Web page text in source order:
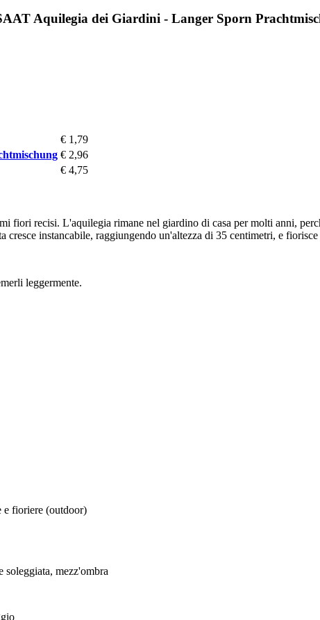
Aquilegia dei Giardini - Langer Sporn
€ 1,79
€ 2,96
€ 4,75
fiori recisi. L'aquilegia rimane nel giardino di casa per molti anni,
cresce instancabile, raggiungendo un'altezza di 35 centimetri, e
leggermente.
e fioriere (outdoor)
soleggiata, mezz'ombra